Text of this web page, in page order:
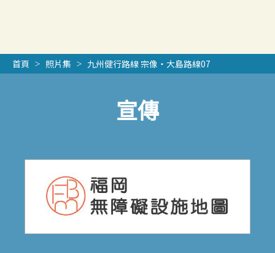
首頁 照片集 九州健行路線 宗像・大島路線07
宣傳